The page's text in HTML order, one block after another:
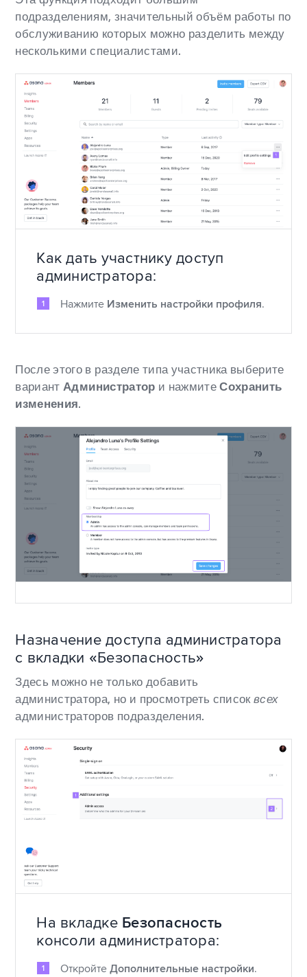
подразделениям, значительный объём работы по
обслуживанию которых можно разделить между
несколькими специалистами.
Как дать участнику доступ
администратора:
Нажмите Изменить настройки профиля.
После этого в разделе типа участника выберите
вариант Администратор и нажмитеСохранить
изменения.
Назначение доступа администратора
с вкладки «Безопасность»
Здесь можно не только добавить
администратора, но и просмотреть списоквсех
администраторов подразделения.
На вкладке Безопасность
консоли администратора:
ОткройтеДополнительные настройки.